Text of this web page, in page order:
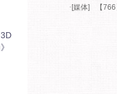
· [媒体] 【